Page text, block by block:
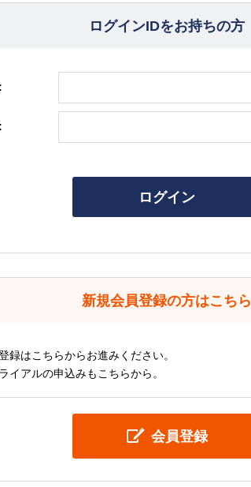
ログインIDをお持ちの方
ログイン
新規会員登録の方はこちら
録はこちらからお進みください。
イアルの申込みもこちらから。
会員登録